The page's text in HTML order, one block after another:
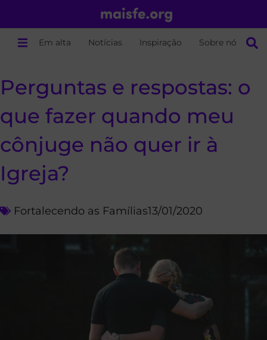
Em alta Notícias Inspiração Sobre nós
Perguntas e respostas: o
que fazer quando meu
cônjuge não quer ir à
Igreja?
Fortalecendo as Famílias13/01/2020